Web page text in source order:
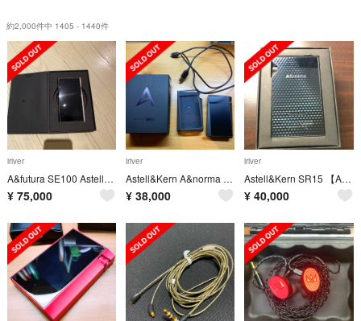
約2,000件中 1405 - 1440件
iriver
A&futura SE100 Astell&Kern
¥ 75,000
iriver
Astell&Kern A&norma SR15
¥ 38,000
iriver
Astell&Kern SR15 【A&norma series】(ケース付き)
¥ 40,000